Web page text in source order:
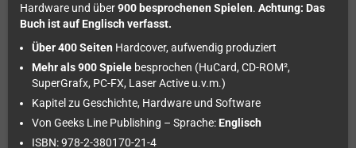
Hardware und über900 besprochenen Spielen. Achtung: Das
Buch ist auf Englisch verfasst.
Über 400 Seiten Hardcover, aufwendig produziert
Mehr als 900 Spiele besprochen (HuCard, CD-ROM²,
SuperGrafx, PC-FX, Laser Active u.v.m.)
Kapitel zu Geschichte, Hardware und Software
Von Geeks Line Publishing – Sprache: Englisch
ISBN: 978-2-380170-21-4